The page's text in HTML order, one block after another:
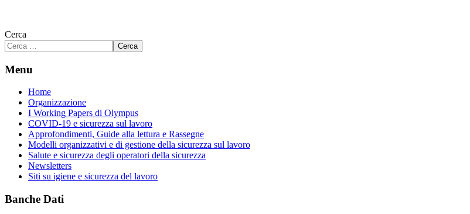
Cerca
Cerca
Menu
Home
Organizzazione
I Working Papers di Olympus
COVID-19 e sicurezza sul lavoro
Approfondimenti, Guide alla lettura e Rassegne
Modelli organizzativi e di gestione della sicurezza sul lavoro
Salute e sicurezza degli operatori della sicurezza
Newsletters
Siti su igiene e sicurezza del lavoro
Banche Dati